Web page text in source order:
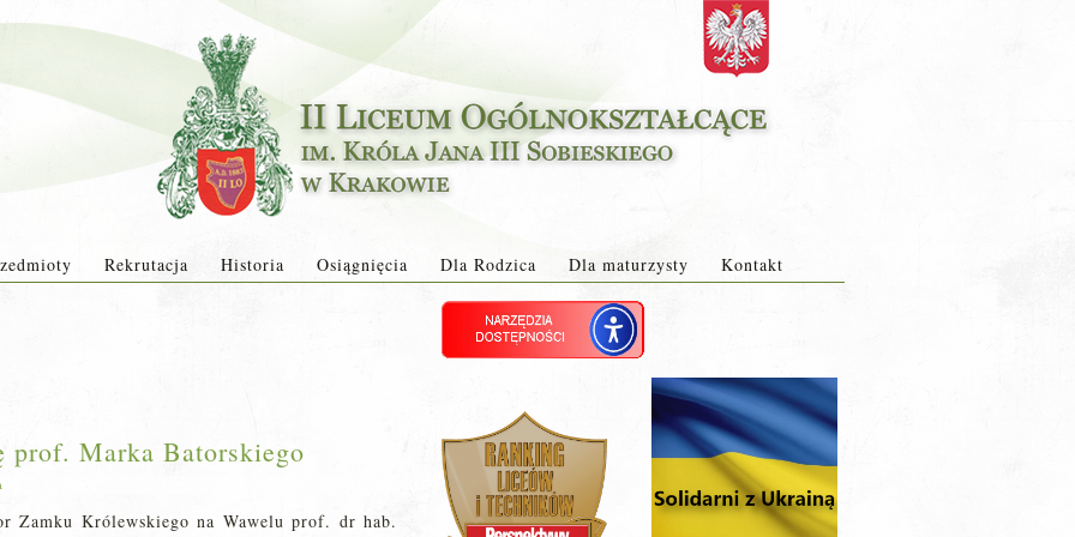
Rekrutacja Historia Osiągnięcia Dla Rodzica Dla maturzysty Kontakt
prof. Marka Batorskiego
Zamku Królewskiego na Wawelu prof. dr hab.